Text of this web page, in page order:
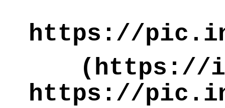
https://pic.in.th/
(https://
https://pic.in.th/